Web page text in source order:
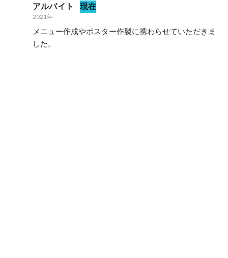
アルバイト 現在
2021年-
メニュー作成やポスター作製に携わらせていただきま
した。